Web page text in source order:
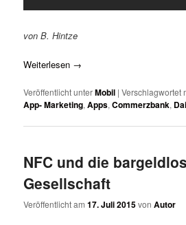
von B. Hintze
Weiterlesen →
Veröffentlicht unterMobil |Verschlagwortet
App- Marketing,Apps,Commerzbank,
NFC und die
Gesellschaft
Veröffentlicht am17. Juli 2015vonAutor